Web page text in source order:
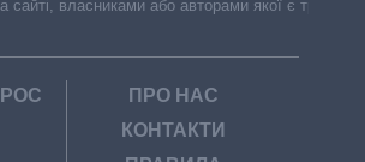
сайті, власниками або авторами якої є треті
РОС
ПРО НАС
КОНТАКТИ